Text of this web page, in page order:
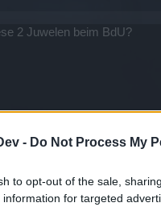
- Do Not Process My
to opt-out of the sale,
information for targeted
2 Juwelen beim BdU?
für je 80